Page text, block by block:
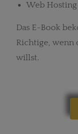
Web
Das E-Book
Richtige, wenn
willst.